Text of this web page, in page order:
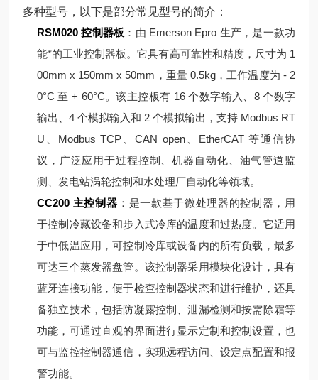
多种型号，以下是部分常见型号的简介：
RSM020 控制器板 ：由 Emerson Epro 生产，是一款功
能*的工业控制器板。它具有高可靠性和精度，尺寸为 1
00mm x 150mm x 50mm，重量 0.5kg，工作温度为 - 2
0°C 至 + 60°C。该主控板有 16 个数字输入、8 个数字
输出、4 个模拟输入和 2 个模拟输出，支持 Modbus RT
U、Modbus TCP、CAN open、EtherCAT 等通信协
议，广泛应用于过程控制、机器自动化、油气管道监
测、发电站涡轮控制和水处理厂自动化等领域。
CC200 主控制器 ：是一款基于微处理器的控制器，用
于控制冷藏设备和步入式冷库的温度和过热度。它适用
于中低温应用，可控制冷库或设备内的所有负载，最多
可达三个蒸发器盘管。该控制器采用模块化设计，具有
蓝牙连接功能，便于检查控制器状态和进行维护，还具
备独立技术，包括防凝露控制、泄漏检测和按需除霜等
功能，可通过直观的界面进行显示定制和控制设置，也
可与监控控制器通信，实现远程访问、设定点配置和报
警功能。